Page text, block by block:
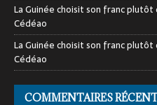
La Guinée choisit son franc plutôt
Cédéao
La Guinée choisit son franc plutôt
Cédéao
COMMENTAIRES